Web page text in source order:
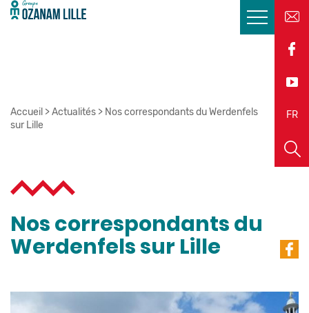
FR
EN
Accueil >Actualités > Nos correspondants du Werdenfels
sur Lille
Nos correspondants du
Werdenfels sur Lille